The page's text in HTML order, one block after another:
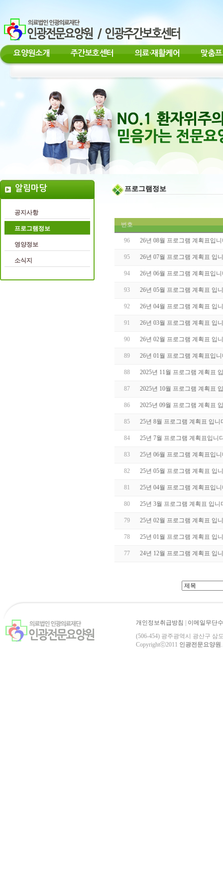
요양원소개 주간보호센터 의료·재활케어 맞춤
알림마당
공지사항
프로그램정보
영양정보
소식지
프로그램정보
번호
96 26년 08월 프로그램 계획표입
95 26년 07월 프로그램 계획표 입
94 26년 06월 프로그램 계획표입
93 26년 05월 프로그램 계획표 입
92 26년 04월 프로그램 계획표 입
91 26년 03월 프로그램 계획표 입
90 26년 02월 프로그램 계획표 입
89 26년 01월 프로그램 계획표입
88 2025년 11월 프로그램 계획표
87 2025년 10월 프로그램 계획표
86 2025년 09월 프로그램 계획표
85 25년 8월 프로그램 계획표 입니
84 25년 7월 프로그램 계획표입니
83 25년 06월 프로그램 계획표입
82 25년 05월 프로그램 계획표 입
81 25년 04월 프로그램 계획표입
80 25년 3월 프로그램 계획표 입니
79 25년 02월 프로그램 계획표 입
78 25년 01월 프로그램 계획표 입
77 24년 12월 프로그램 계획표 입
개인정보취급방침
이메일무단
(506-454) 광주광역시 광산구 삼
Copyrightⓒ2011 인광전문요양원